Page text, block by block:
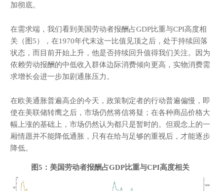
加彻底。
在需求端，我们看到美国劳动者报酬占GDP比重与CPI高度相
关（图5），在1970年代末这一比值见顶之后，处于持续回落
状态，而目前开始上升，他是否持续回升值得我们关注。因为
依赖劳动报酬的中低收入群体边际消费倾向更高，实物消费需
求增长会进一步加剧通胀压力。
在欧美通胀普遍高企的今天，政策制定者的行动普遍偏慢，即
使在美联储转鹰之后，市场仍然将信将疑；在各种商品价格大
幅上涨的基础上，市场仍然认为都只是暂时的。但观念上的一
厢情愿并不能降低通胀，只有在给与足够的重视后，才能逐步
降低。
图5：美国劳动者报酬占GDP比重与CPI高度相关